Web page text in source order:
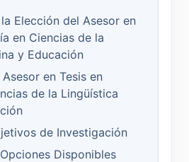
Elección del Asesor en
en Ciencias de la
y Educación
en Tesis en
de la Lingüística
de Investigación
Disponibles